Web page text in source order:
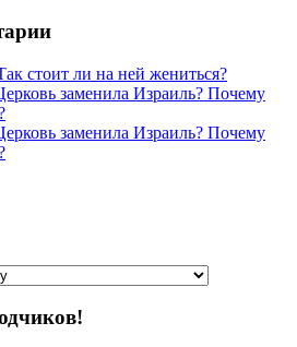
стоит ли на ней жениться?
заменила Израиль? Почему
заменила Израиль? Почему